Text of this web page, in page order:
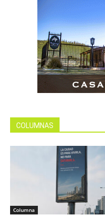
COLUMNAS
Columna